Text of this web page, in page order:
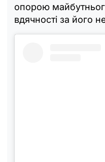
опорою
вдячності за його